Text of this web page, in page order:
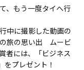
、もう一度タイへ行
中に撮影した動画の
旅の思い出 ムービ
者には、「ビジネス
プレゼント！